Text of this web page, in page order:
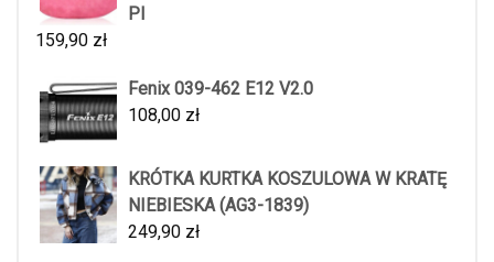
PI
159,90 zł
Fenix 039-462 E12 V2.0
108,00 zł
KRÓTKA KURTKA KOSZULOWA W KRATĘ
NIEBIESKA (AG3-1839)
249,90 zł